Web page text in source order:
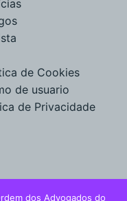
de Cookies
de usuario
de Privacidade
dos Advogados do